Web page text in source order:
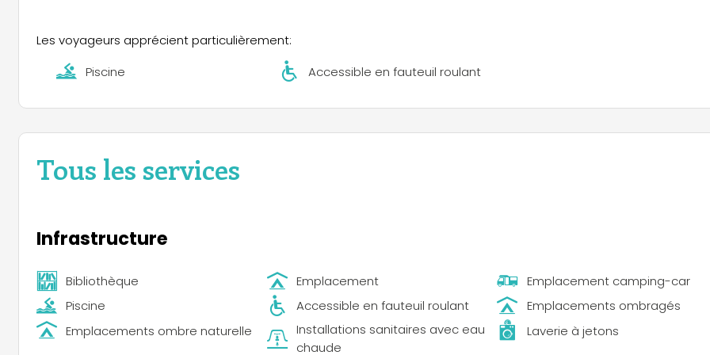
enrichissantes sont proposées, notamment des dégustations de vins, avec des rencontres hebdomadaires avec
des vignerons locaux partageant leur savoir-faire et l’histoire du terroir bourguignon. Des ateliers d’initiation aux arts
du cirque et des défis de montage de tonneau viennent compléter ces moments conviviaux. Pour les plus jeunes, le
cabanes naturelles. Les amateurs de sport peuvent également profiter des terrains de tennis, du baby-foot ou
Les voyageurs apprécient particulièrement:
Piscine
Accessible en fauteuil roulant
Tous les services
Infrastructure
Bibliothèque Emplacement
Emplacement camping-car
Piscine
Accessible en fauteuil roulant
Emplacements ombragés
Emplacements ombre naturelle
Installations sanitaires avec eau
chaude
Laverie à jetons